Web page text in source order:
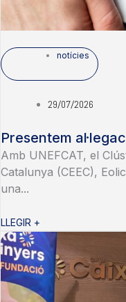
notícies
29/07/2026
Presentem
Amb UNEFCAT, el
Catalunya (CEEC),
una...
LLEGIR +